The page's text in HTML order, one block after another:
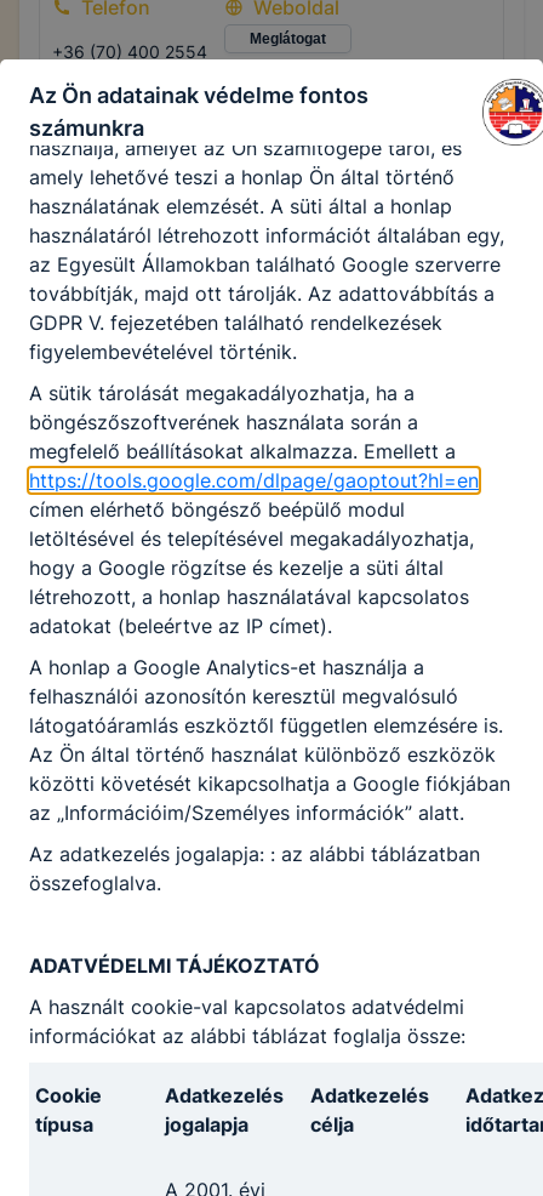
Telefon
+36 (70) 400 2554
Weboldal
Meglátogat
7400 Kaposvár, Fő utca 65.
Nagyatádi Kulturális és Sport
Központ
Telefon Weboldal
Cím
7500 Nagyatád, Nagy Imre tér 1.
Nagyatád Város Önkormányzata
Telefon
+36-82-504-500
Weboldal
Meglátogat
Cím
7500 Nagyatád, Baross G. u. 9.
Letöltés
Az Ön adatainak védelme fontos
számunkra
eltérően fog működni böngészőjében.
A honlap Google Analytics-et, a Google Inc. webes
elemző szolgáltatását használja. Ennek során a
Google Analytics a süti egy meghatározott formáját
használja, amelyet az Ön számítógépe tárol, és
amely lehetővé teszi a honlap Ön által történő
használatának elemzését. A süti által a honlap
használatáról létrehozott információt általában egy,
az Egyesült Államokban található Google szerverre
továbbítják, majd ott tárolják. Az adattovábbítás a
GDPR V. fejezetében található rendelkezések
figyelembevételével történik.
A sütik tárolását megakadályozhatja, ha a
böngészőszoftverének használata során a
megfelelő beállításokat alkalmazza. Emellett a
https://tools.google.com/dlpage/gaoptout?hl=en
címen elérhető böngésző beépülő modul
letöltésével és telepítésével megakadályozhatja,
hogy a Google rögzítse és kezelje a süti által
létrehozott, a honlap használatával kapcsolatos
adatokat (beleértve az IP címet).
A honlap a Google Analytics-et használja a
felhasználói azonosítón keresztül megvalósuló
látogatóáramlás eszköztől független elemzésére is.
Az Ön által történő használat különböző eszközök
közötti követését kikapcsolhatja a Google fiókjában
az „Információim/Személyes információk” alatt.
Az adatkezelés jogalapja: : az alábbi táblázatban
összefoglalva.
ADATVÉDELMI TÁJÉKOZTATÓ
A használt cookie-val kapcsolatos adatvédelmi
információkat az alábbi táblázat foglalja össze:
Cookie
típusa
Adatkezelés
jogalapja
Adatkezelés
célja
A 2001. évi